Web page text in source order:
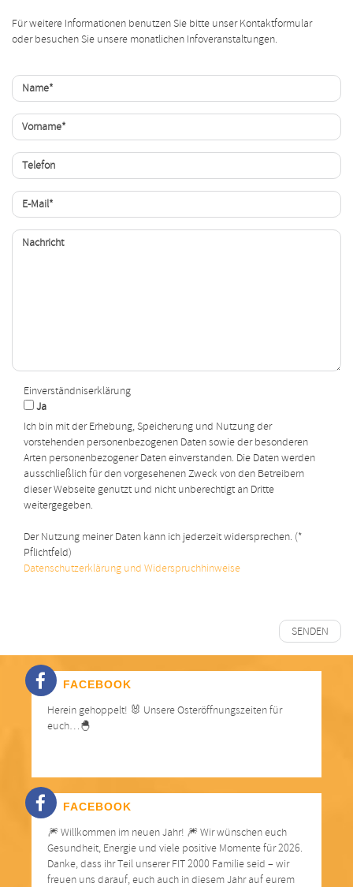
Für weitere Informationen benutzen Sie bitte unser Kontaktformular
oder besuchen Sie unsere monatlichen Infoveranstaltungen.
Einverständniserklärung
Ja
Ich bin mit der Erhebung, Speicherung und Nutzung der
vorstehenden personenbezogenen Daten sowie der besonderen
Arten personenbezogener Daten einverstanden. Die Daten werden
ausschließlich für den vorgesehenen Zweck von den Betreibern
dieser Webseite genutzt und nicht unberechtigt an Dritte
weitergegeben.
Der Nutzung meiner Daten kann ich jederzeit widersprechen. (*
Pflichtfeld)
Datenschutzerklärung und Widerspruchhinweise
SENDEN
FACEBOOK
Herein gehoppelt! 🐰 Unsere Osteröffnungszeiten für
euch…🐣
FACEBOOK
🎆 Willkommen im neuen Jahr! 🎆 Wir wünschen euch
Gesundheit, Energie und viele positive Momente für 2026.
Danke, dass ihr Teil unserer FIT 2000 Familie seid – wir
freuen uns darauf, euch auch in diesem Jahr auf eurem